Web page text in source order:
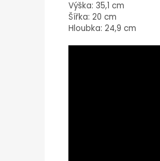
Výška: 35,1 cm
Šířka: 20 cm
Hloubka: 24,9 cm